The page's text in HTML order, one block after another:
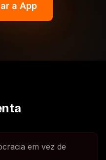
a App
em vez de